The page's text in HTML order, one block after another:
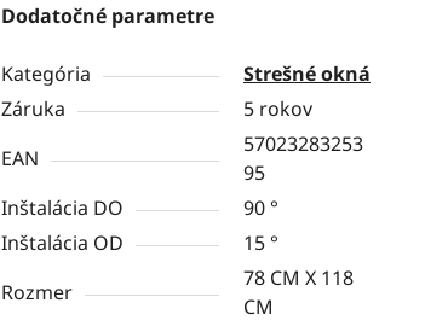
Dodatočné parametre
Kategória
Strešné okná
Záruka
5 rokov
EAN
57023283253
95
Inštalácia DO
90 °
Inštalácia OD
15 °
Rozmer
78 CM X 118
CM